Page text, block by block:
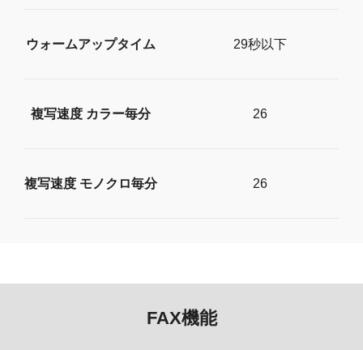
ウォームアップタイム 29秒以下
複写速度 カラー毎分 26
複写速度 モノクロ毎分 26
FAX機能